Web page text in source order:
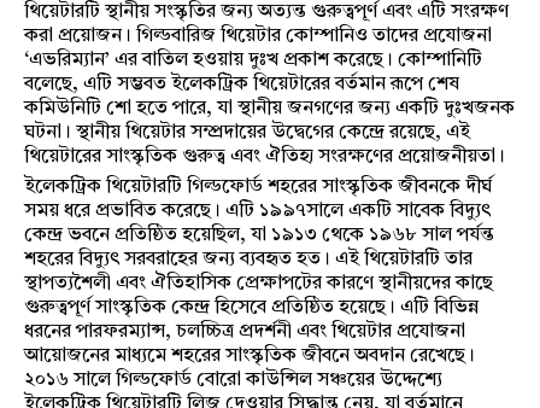
থিয়েটারটি স্থানীয় সংস্কৃতির জন্য অত্যন্ত গুরুত্বপূর্ণ এবং এটি সংরক্ষণ
করা প্রয়োজন। গিল্ডবারিজ থিয়েটার কোম্পানিও তাদের প্রযোজনা
‘এভরিম্যান’ এর বাতিল হওয়ায় দুঃখ প্রকাশ করেছে। কোম্পানিটি
বলেছে, এটি সম্ভবত ইলেকট্রিক থিয়েটারের বর্তমান রূপে শেষ
কমিউনিটি শো হতে পারে, যা স্থানীয় জনগণের জন্য একটি দুঃখজনক
ঘটনা। স্থানীয় থিয়েটার সম্প্রদায়ের উদ্বেগের কেন্দ্রে রয়েছে, এই
থিয়েটারের সাংস্কৃতিক গুরুত্ব এবং ঐতিহ্য সংরক্ষণের প্রয়োজনীয়তা।
ইলেকট্রিক থিয়েটারটি গিল্ডফোর্ড শহরের সাংস্কৃতিক জীবনকে দীর্ঘ
সময় ধরে প্রভাবিত করেছে। এটি ১৯৯৭সালে একটি সাবেক বিদ্যুৎ
কেন্দ্র ভবনে প্রতিষ্ঠিত হয়েছিল, যা ১৯১৩ থেকে ১৯৬৮ সাল পর্যন্ত
শহরের বিদ্যুৎ সরবরাহের জন্য ব্যবহৃত হত। এই থিয়েটারটি তার
স্থাপত্যশৈলী এবং ঐতিহাসিক প্রেক্ষাপটের কারণে স্থানীয়দের কাছে
গুরুত্বপূর্ণ সাংস্কৃতিক কেন্দ্র হিসেবে প্রতিষ্ঠিত হয়েছে। এটি বিভিন্ন
ধরনের পারফরম্যান্স, চলচ্চিত্র প্রদর্শনী এবং থিয়েটার প্রযোজনা
আয়োজনের মাধ্যমে শহরের সাংস্কৃতিক জীবনে অবদান রেখেছে।
২০১৬ সালে গিল্ডফোর্ড বোরো কাউন্সিল সঞ্চয়ের উদ্দেশ্যে